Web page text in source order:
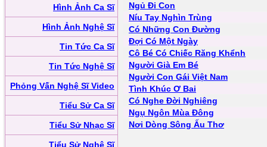
Hình Ảnh Ca Sĩ
Hình Ảnh Nghệ Sĩ
Tin Tức Ca Sĩ
Tin Tức Nghệ Sĩ
Phỏng Vấn Nghệ Sĩ Video
Tiểu Sử Ca Sĩ
Tiểu Sử Nhạc Sĩ
Tiểu Sử Nghệ Sĩ
Ngủ Đi Con
Níu Tay Nghìn Trùng
Có Những Con Đường
Đợi Có Một Ngày
Cô Bé Có Chiếc Răng Khểnh
Người Già Em Bé
Người Con Gái Việt Nam
Tình Khúc Ơ Bai
Có Nghe Đời Nghiêng
Ngụ Ngôn Mùa Đông
Nơi Dòng Sông Ấu Thơ